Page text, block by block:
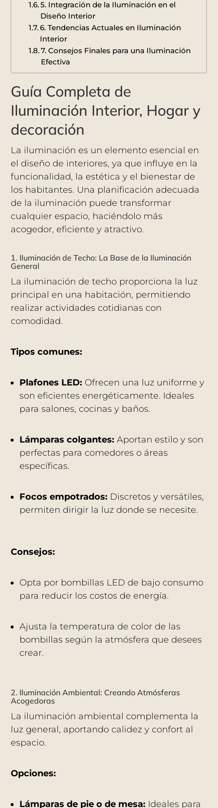
5. Integración de la Iluminación en el
Diseño Interior
6. Tendencias Actuales en Iluminación
Interior
7. Consejos Finales para una Iluminación
Efectiva
Guía Completa de
Iluminación Interior, Hogar y
decoración
La iluminación es un elemento esencial en
el diseño de interiores, ya que influye en la
funcionalidad, la estética y el bienestar de
los habitantes. Una planificación adecuada
de la iluminación puede transformar
cualquier espacio, haciéndolo más
acogedor, eficiente y atractivo.
1. Iluminación de Techo: La Base de la Iluminación
General
La iluminación de techo proporciona la luz
principal en una habitación, permitiendo
realizar actividades cotidianas con
comodidad.
Tipos comunes:
Plafones LED: Ofrecen una luz uniforme y
son eficientes energéticamente. Ideales
para salones, cocinas y baños.
Lámparas colgantes: Aportan estilo y son
perfectas para comedores o áreas
específicas.
Focos empotrados: Discretos y versátiles,
permiten dirigir la luz donde se necesite.
Consejos:
Opta por bombillas LED de bajo consumo
para reducir los costos de energía.
Ajusta la temperatura de color de las
bombillas según la atmósfera que desees
crear.
2. Iluminación Ambiental: Creando Atmósferas
Acogedoras
La iluminación ambiental complementa la
luz general, aportando calidez y confort al
espacio.
Opciones:
Lámparas de pie o de mesa: Ideales para